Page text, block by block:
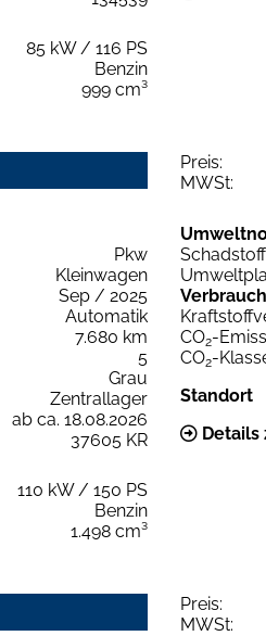
85 kW / 116 PS
Benzin
999 cm³
Preis:
MWSt:
Pkw
Kleinwagen
Sep / 2025
Automatik
7.680 km
5
Grau
Zentrallager
ab ca. 18.08.2026
37605 KR
110 kW / 150 PS
Benzin
1.498 cm³
CO2-
CO2-
Standort
Details
Preis:
MWSt: